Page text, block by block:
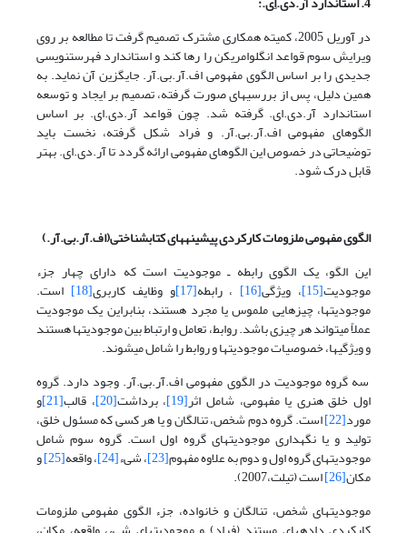
در آوریل 2005، کمیته همکاری مشترک تصمیم گرفت تا مطالعه بر روی
ویرایش سوم قواعد انگلوامریکن را رها کند و استاندارد فهرست­نویسی
جدیدی را بر اساس الگوی مفهومی اف.آر.بی.آر. جایگزین آن نماید. به
همین دلیل، پس از بررسیهای صورت گرفته، تصمیم بر ایجاد و توسعه
استاندارد آر.دی.ای. گرفته شد. چون قواعد آر.دی.ای. بر اساس
الگوهای مفهومی اف.آر.بی.آر. و فراد شکل گرفته، نخست باید
توضیحاتی در خصوص این الگوهای مفهومی ارائه گردد تا آر.دی.ای. بهتر
قابل درک شود.
الگوی مفهومی ملزومات کارکردی پیشینه­های کتابشناختی(اف.آر.بی.آر.)
این الگو، یک الگوی رابطه ـ موجودیت است که دارای چهار جزء
موجودیت[15] ، ویژگی[16] ، رابطه[17] و وظایف کاربری[18] است.
موجودیتها، چیزهایی ملموس یا مجرد هستند، بنابراین یک موجودیت
عملاً می­تواند هر چیزی باشد. روابط، تعامل و ارتباط بین موجودیتها هستند
و ویژگیها، خصوصیات موجودیتها و روابط را شامل می­شوند.
سه گروه موجودیت در الگوی مفهومی اف.آر.بی.آر. وجود دارد. گروه
اول خلق هنری یا مفهومی، شامل اثر[19] ، برداشت[20] ، قالب[21] و
مورد[22] است. گروه دوم شخص، تنالگان و یا هر کسی که مسئول خلق،
تولید و یا نگهداری موجودیتهای گروه اول است. گروه سوم شامل
موجودیتهای گروه اول و دوم به علاوه مفهوم[23] ، شیء[24] ، واقعه[25] و
مکان[26]
است (تیلت،2007).
موجودیتهای شخص، تنالگان و خانواده، جزء الگوی مفهومی ملزومات